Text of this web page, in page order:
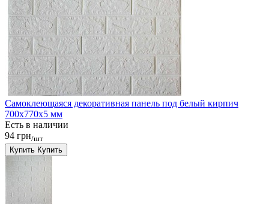
Самоклеющаяся декоративная панель под белый кирпич
700x770x5 мм
Есть в наличии
94 грн/шт
Купить Купить